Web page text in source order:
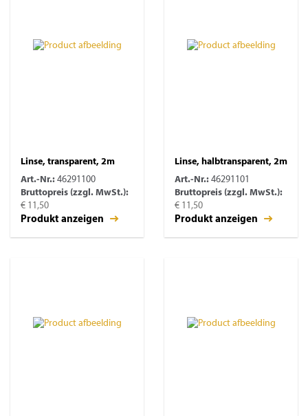
Linse, transparent, 2m
Art.-Nr.: 46291100
Bruttopreis (zzgl. MwSt.):
€ 11,50
Produkt anzeigen
Linse, halbtransparent, 2m
Art.-Nr.: 46291101
Bruttopreis (zzgl. MwSt.):
€ 11,50
Produkt anzeigen